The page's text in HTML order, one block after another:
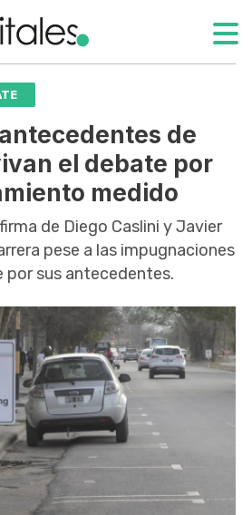
de
el debate por
medido
firma de Diego Caslini y Javier
pese a las impugnaciones
por sus antecedentes.